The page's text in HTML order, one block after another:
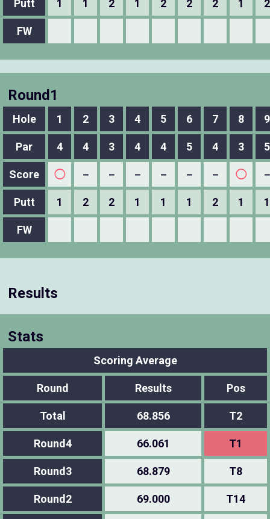
Putt 1 1 2 1 2 2 2 1 2
FW
Round1
Hole 1 2 3 4 5 6 7 8 9
Par 4 4 3 4 4 5 4 3 5
Score ◯ － － － － － － ◯
Putt 1 2 2 1 1 1 2 1 1
FW
Results
Stats
Scoring Average
Round Results Pos
Total 68.856 T2
Round4 66.061 T1
Round3 68.879 T8
Round2 69.000 T14